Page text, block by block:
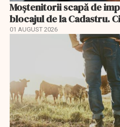
Moștenitorii scapă de
blocajul de la Cadastru.
01 AUGUST 2026